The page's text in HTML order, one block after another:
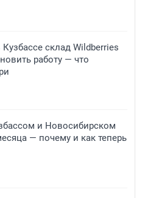
склад Wildberries
работу — что
и Новосибирском
— почему и как теперь